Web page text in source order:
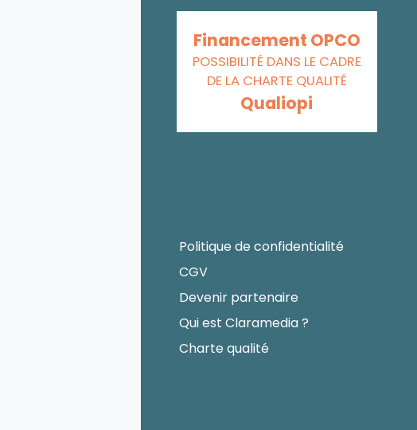
Financement OPCO
POSSIBILITÉ DANS LE CADRE
DE LA CHARTE QUALITÉ
Qualiopi
Politique de confidentialité
CGV
Devenir partenaire
Qui est Claramedia ?
Charte qualité